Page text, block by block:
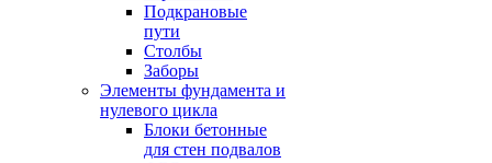
Подкрановые
пути
Столбы
Заборы
Элементы фундамента и
нулевого цикла
Блоки бетонные
для стен подвалов